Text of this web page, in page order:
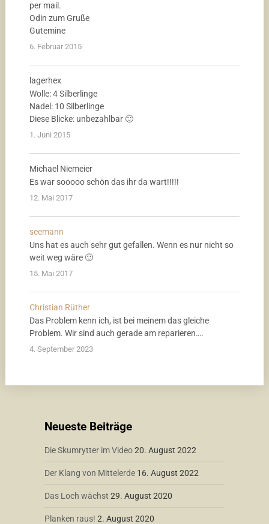
per mail.
Odin zum Gruße
Gutemine
6. Februar 2015
lagerhex
Wolle: 4 Silberlinge
Nadel: 10 Silberlinge
Diese Blicke: unbezahlbar 🙂
1. Juni 2015
Michael Niemeier
Es war sooooo schön das ihr da wart!!!!!
12. Mai 2017
seemann
Uns hat es auch sehr gut gefallen. Wenn es nur nicht so
weit weg wäre 🙂
15. Mai 2017
Christian Rüther
Das Problem kenn ich, ist bei meinem das gleiche
Problem. Wir sind auch gerade am reparieren….
4. September 2023
Neueste Beiträge
Die Skumrytter im Video20. August 2022
Der Klang von Mittelerde 16. August 2022
Das Loch wächst 29. August 2020
Planken raus! 2. August 2020